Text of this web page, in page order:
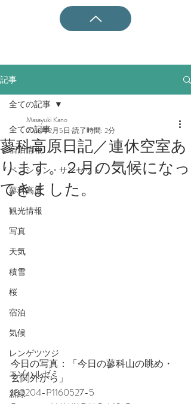
記事
全ての記事
宿泊情報
ペンション・サンセット
蓼科高原
観光情報
写真
天気
積雪
桜
宿泊
気候
レンゲツツジ
エゾハルゼミ
新緑
全ての記事
蓼科高原日記／連休空室あ
ります。２月の気候になっ
てきました。
Masayuki Kano
2018年2月5日 読了時間: 2分
今日の写真：「今日の蓼科山の眺め・
玄関外から」
180204-P1160527-5